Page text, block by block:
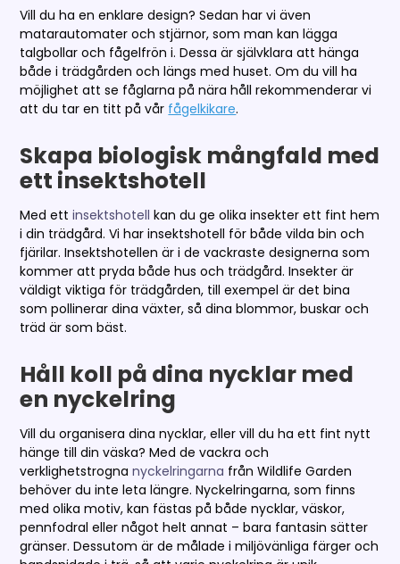
Vill du ha en enklare design? Sedan har vi även
matarautomater och stjärnor, som man kan lägga
talgbollar och fågelfrön i. Dessa är självklara att hänga
både i trädgården och längs med huset. Om du vill ha
möjlighet att se fåglarna på nära håll rekommenderar vi
att du tar en titt på vår fågelkikare.
Skapa biologisk mångfald med
ett insektshotell
Med ettinsektshotell kan du ge olika insekter ett fint hem
i din trädgård. Vi har insektshotell för både vilda bin och
fjärilar. Insektshotellen är i de vackraste designerna som
kommer att pryda både hus och trädgård. Insekter är
väldigt viktiga för trädgården, till exempel är det bina
som pollinerar dina växter, så dina blommor, buskar och
träd är som bäst.
Håll koll på dina nycklar med
en nyckelring
Vill du organisera dina nycklar, eller vill du ha ett fint nytt
hänge till din väska? Med de vackra och
verklighetstrognanyckelringarna från Wildlife Garden
behöver du inte leta längre. Nyckelringarna, som finns
med olika motiv, kan fästas på både nycklar, väskor,
pennfodral eller något helt annat – bara fantasin sätter
gränser. Dessutom är de målade i miljövänliga färger och